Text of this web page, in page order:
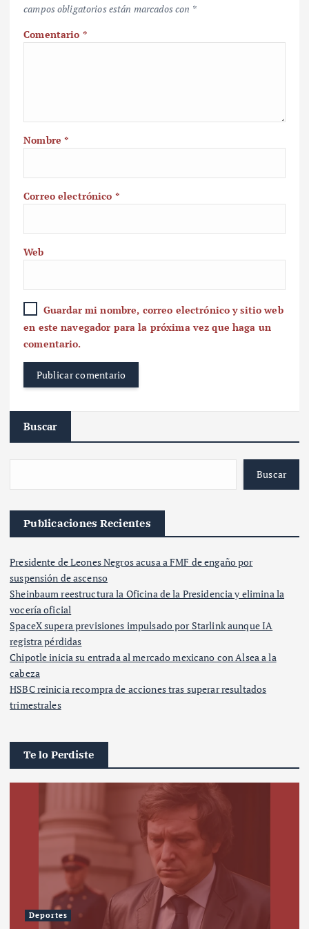
campos obligatorios están marcados con *
Comentario *
Nombre*
Correo electrónico *
Web
Guardar mi nombre, correo electrónico y sitio web
en este navegador para la próxima vez que haga un
comentario.
Buscar
Buscar
Publicaciones Recientes
Presidente de Leones Negros acusa a FMF de engaño por
suspensión de ascenso
Sheinbaum reestructura la Oficina de la Presidencia y elimina la
vocería oficial
SpaceX supera previsiones impulsado por Starlink aunque IA
registra pérdidas
Chipotle inicia su entrada al mercado mexicano con Alsea a la
cabeza
HSBC reinicia recompra de acciones tras superar resultados
trimestrales
Te lo Perdiste
Deportes